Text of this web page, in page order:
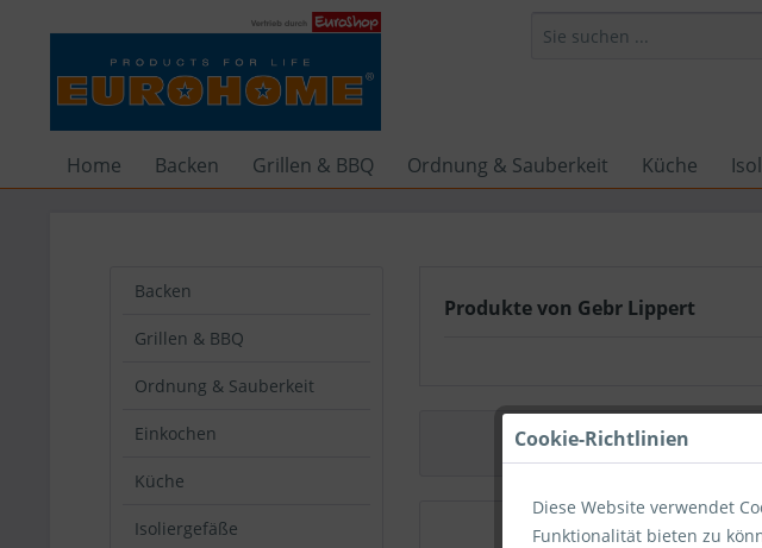
Home Backen Grillen & BBQ Ordnung & Sauberkeit Küche
Backen
Grillen & BBQ
Ordnung & Sauberkeit
Einkochen
Küche
Isoliergefäße
Produkte von Gebr Lippert
Cookie-Richtlinien
Diese Website verwendet
Funktionalität bieten zu